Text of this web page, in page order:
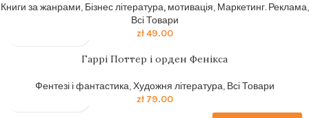
Книги за жанрами, Бізнес література, мотивація, Маркетинг. Реклама,
Всі Товари
zł49.00
Гаррi Поттер i орден Фенiкса
Фентезі і фантастика,Художня література, Всі Товари
zł79.00